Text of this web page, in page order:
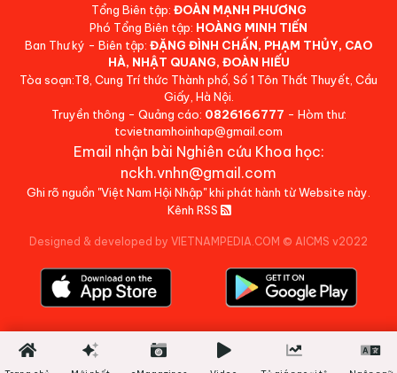
Tổng Biên tập: ĐOÀN MẠNH PHƯƠNG
Phó Tổng Biên tập: HOÀNG MINH TIẾN
Ban Thư ký - Biên tập: ĐẶNG ĐÌNH CHẤN, PHẠM THỦY, CAO
HÀ, NHẬT QUANG, ĐOÀN HIẾU
Tòa soạn:T8, Cung Trí thức Thành phố, Số 1 Tôn Thất Thuyết, Cầu
Giấy, Hà Nội.
Truyền thông - Quảng cáo: 0826166777 - Hòm thư:
tcvietnamhoinhap@gmail.com
Email nhận bài Nghiên cứu Khoa học:
nckh.vnhn@gmail.com
Ghi rõ nguồn "Việt Nam Hội Nhập" khi phát hành từ Website này.
Kênh RSS
Designed & developed by VIETNAMPEDIA.COM © AICMS v2022